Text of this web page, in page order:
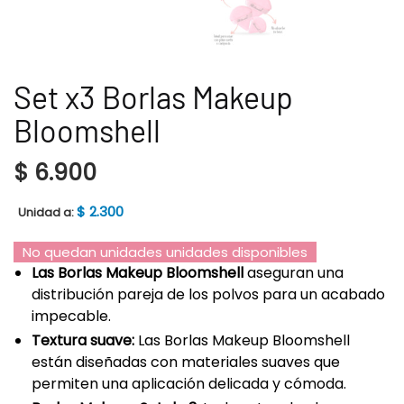
Set x3 Borlas Makeup
Bloomshell
$ 6.900
Unidad a:$ 2.300
No quedan unidades unidades disponibles
Las Borlas Makeup Bloomshellaseguran una
distribución pareja de los polvos para un acabado
impecable.
Textura suave: Las Borlas Makeup Bloomshell
están diseñadas con materiales suaves que
permiten una aplicación delicada y cómoda.